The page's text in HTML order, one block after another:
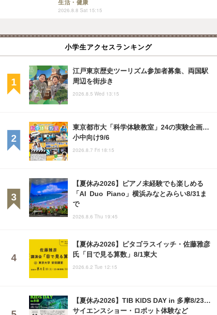
生活・健康
2026.8.8 Sat 15:15
小学生アクセスランキング
江戸東京歴史ツーリズム参加者募集、両国駅
周辺を街歩き
2026.8.5 Wed 13:15
東京都市大「科学体験教室」24の実験企画…
小中向け9/6
2026.8.7 Fri 18:15
【夏休み2026】ピアノ未経験でも楽しめる
「AI Duo Piano」横浜みなとみらい8/31ま
で
2026.8.6 Thu 19:45
【夏休み2026】ピタゴラスイッチ・佐藤雅彦
氏「目で見る算数」8/1東大
2026.6.2 Tue 12:15
【夏休み2026】TIB KIDS DAY in 多摩8/23…
サイエンスショー・ロボット体験など